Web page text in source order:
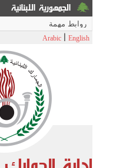
الجمهورية اللبنانية
Arabic English